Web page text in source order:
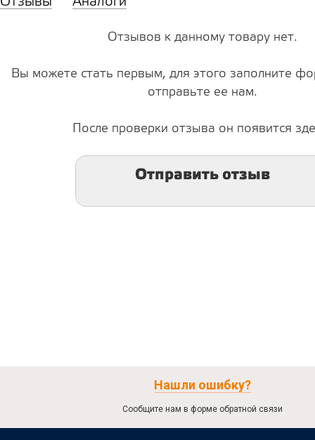
Отзывов к данному товару нет.
Вы можете стать первым, для этого заполните
отправьте ее нам.
После проверки отзыва он появится
Отправить отзыв
Нашли ошибку?
Сообщите нам в форме обратной связи